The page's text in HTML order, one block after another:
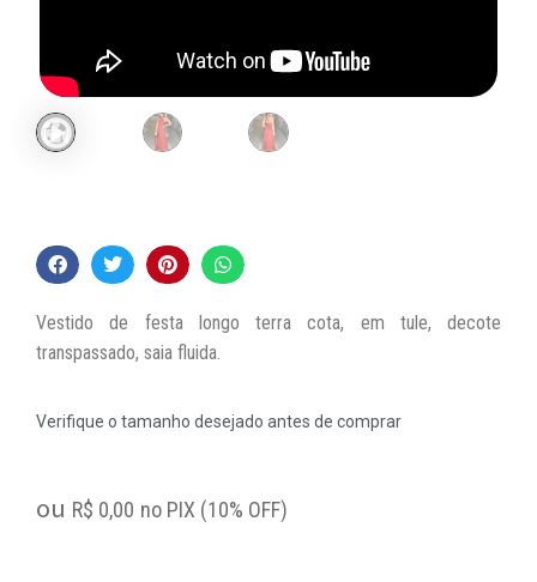
Vestido de festa longo terra cota, em tule, decote
transpassado, saia fluida.
Verifique o tamanho desejado antes de comprar
ou R$ 0,00 no PIX (10% OFF)